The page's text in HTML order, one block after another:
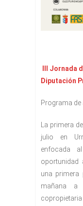
III Jornada
Diputación
Programa
La primera
julio en
enfocada
oportunidad
una primera
mañana a